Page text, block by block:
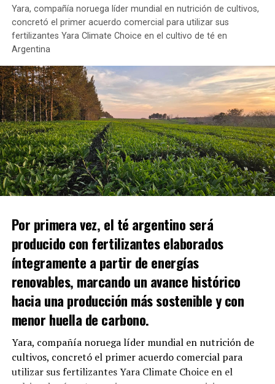
Yara, compañía noruega líder mundial en nutrición de cultivos,
concretó el primer acuerdo comercial para utilizar sus
fertilizantes Yara Climate Choice en el cultivo de té en
Argentina
Por primera vez, el té argentino será
producido con fertilizantes elaborados
íntegramente a partir de energías
renovables, marcando un avance histórico
hacia una producción más sostenible y con
menor huella de carbono.
Yara, compañía noruega líder mundial en nutrición de
cultivos, concretó el primer acuerdo comercial para
utilizar sus fertilizantes Yara Climate Choice en el